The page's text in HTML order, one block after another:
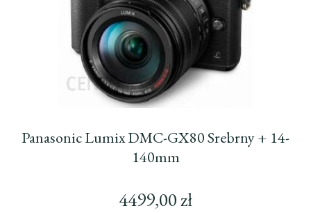
Panasonic Lumix DMC-GX80 Srebrny + 14-
140mm
4499,00zł